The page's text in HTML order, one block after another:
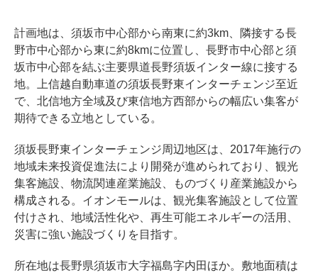
計画地は、須坂市中心部から南東に約3km、隣接する長
野市中心部から東に約8kmに位置し、長野市中心部と須
坂市中心部を結ぶ主要県道長野須坂インター線に接する
地。上信越自動車道の須坂長野東インターチェンジ至近
で、北信地方全域及び東信地方西部からの幅広い集客が
期待できる立地としている。
須坂長野東インターチェンジ周辺地区は、2017年施行の
地域未来投資促進法により開発が進められており、観光
集客施設、物流関連産業施設、ものづくり産業施設から
構成される。イオンモールは、観光集客施設として位置
付けされ、地域活性化や、再生可能エネルギーの活用、
災害に強い施設づくりを目指す。
所在地は長野県須坂市大字福島字内田ほか。敷地面積は